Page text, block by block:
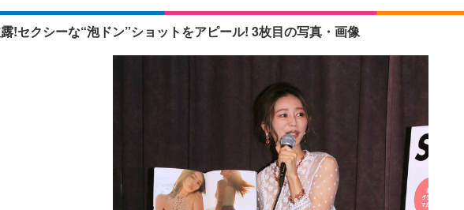
楽
TOP
ト!セクシーな“泡ドン”ショットをアピール! 3枚目の写真・画像